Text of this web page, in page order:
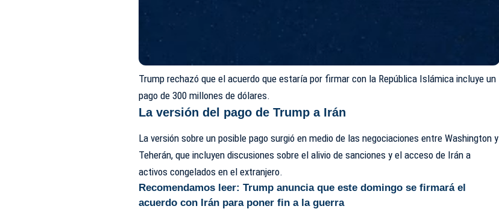
Trump rechazó que el acuerdo que estaría por firmar con la República Islámica incluye un
pago de 300 millones de dólares.
La versión del pago de Trump a Irán
La versión sobre un posible pago surgió en medio de las negociaciones entre Washington y
Teherán, que incluyen discusiones sobre el alivio de sanciones y el acceso de Irána
activos congelados en el extranjero.
Recomendamos leer:Trump anuncia que este domingo se firmará el
acuerdo con Irán para poner fin a la guerra